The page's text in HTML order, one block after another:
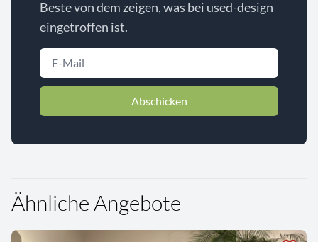
Beste von dem zeigen, was bei used-design
eingetroffen ist.
Abschicken
Ähnliche Angebote